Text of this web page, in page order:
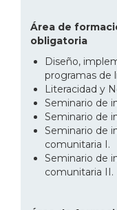
Área de
obligatoria
Diseño,
programas de
Literacidad y
Seminario de
Seminario de
Seminario de
comunitaria I.
Seminario de
comunitaria II.